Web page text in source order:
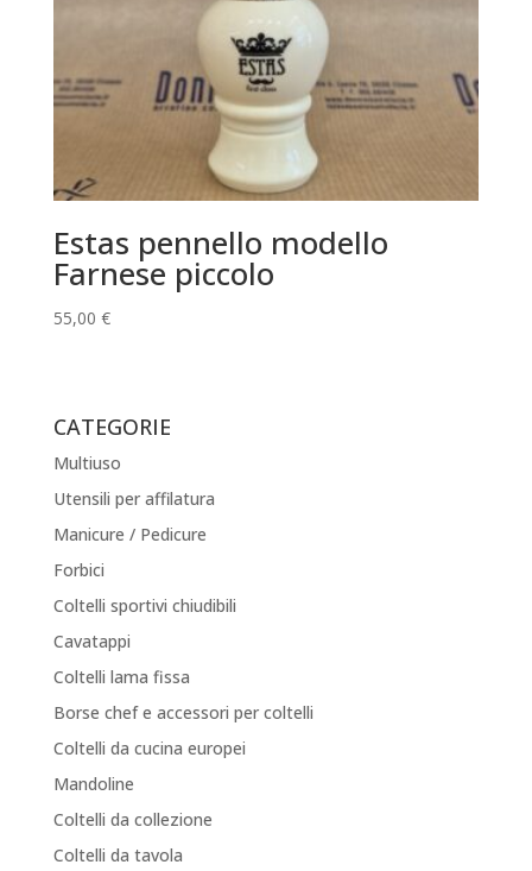
Estas pennello modello
Farnese piccolo
55,00 €
CATEGORIE
Multiuso
Utensili per affilatura
Manicure / Pedicure
Forbici
Coltelli sportivi chiudibili
Cavatappi
Coltelli lama fissa
Borse chef e accessori per coltelli
Coltelli da cucina europei
Mandoline
Coltelli da collezione
Coltelli da tavola